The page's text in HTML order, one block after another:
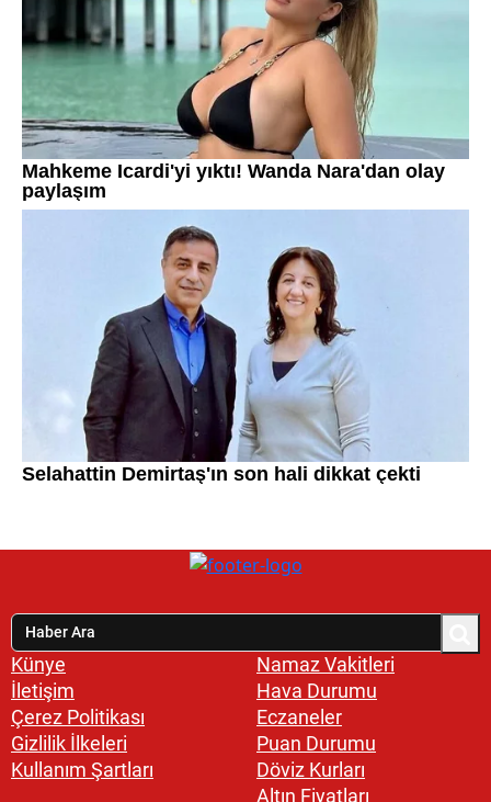
Künye
İletişim
Çerez Politikası
Gizlilik İlkeleri
Kullanım Şartları
Namaz Vakitleri
Hava Durumu
Eczaneler
Puan Durumu
Döviz Kurları
Altın Fiyatları